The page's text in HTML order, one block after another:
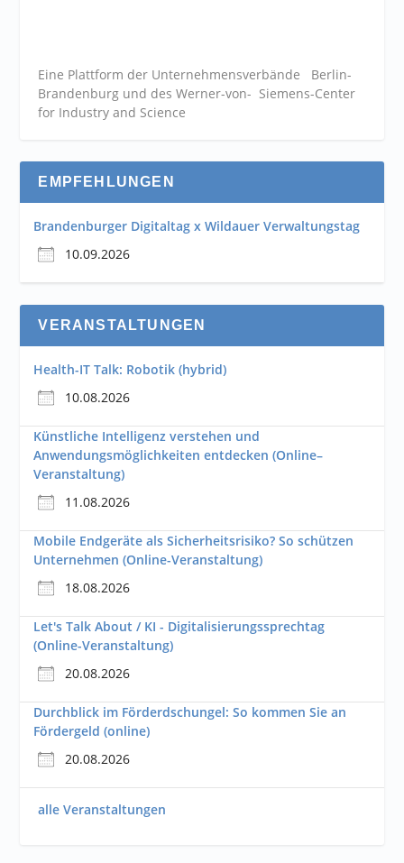
Eine Plattform der Unternehmensverbände Berlin-
Brandenburg und des Werner-von- Siemens-Center
for Industry and Science
EMPFEHLUNGEN
Brandenburger Digitaltag x Wildauer Verwaltungstag
10.09.2026
VERANSTALTUNGEN
Health-IT Talk: Robotik (hybrid)
10.08.2026
Künstliche Intelligenz verstehen und
Anwendungsmöglichkeiten entdecken (Online–
Veranstaltung)
11.08.2026
Mobile Endgeräte als Sicherheitsrisiko? So schützen
Unternehmen (Online-Veranstaltung)
18.08.2026
Let's Talk About / KI - Digitalisierungssprechtag
(Online-Veranstaltung)
20.08.2026
Durchblick im Förderdschungel: So kommen Sie an
Fördergeld (online)
20.08.2026
alle Veranstaltungen